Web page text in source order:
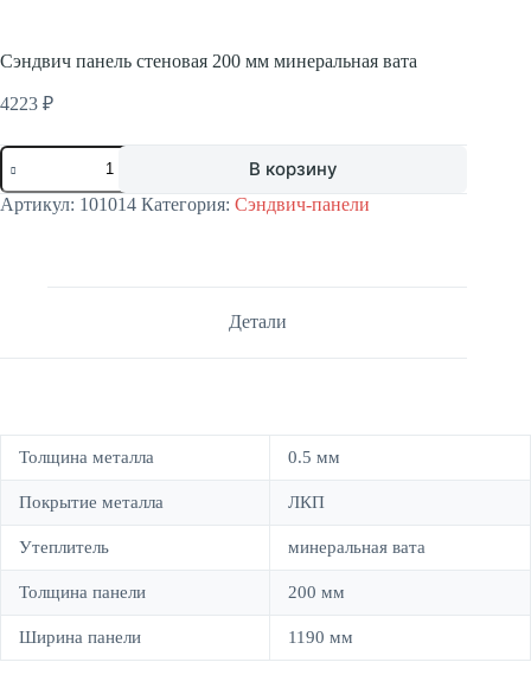
Сэндвич панель стеновая 200 мм минеральная вата
4223 ₽
Количество
товара
Сэндвич
панель
В корзину
Артикул: 101014 Категория: Сэндвич-панели
Детали
Толщина металла 0.5 мм
Покрытие металла ЛКП
Утеплитель минеральная вата
Толщина панели 200 мм
Ширина панели 1190 мм